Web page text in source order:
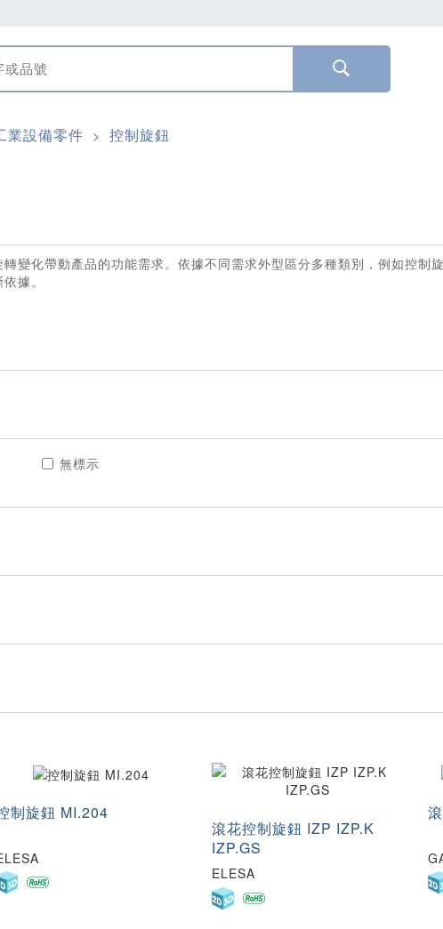
業設備零件 > 控制旋鈕
化帶動產品的功能需求。依據不同需求外型區分多種類別，例如控制
據。
無標示
制旋鈕 MI.204
滾花控制旋鈕 IZP IZP.K
IZP.GS
ELESA